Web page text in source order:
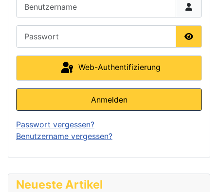
Neueste Artikel
Web-Authentifizierung
Anmelden
Passwort vergessen?
Benutzername vergessen?